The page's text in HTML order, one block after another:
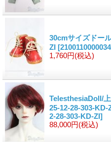
30cmサイズドー
ZI
1,760円(税込)
TelesthesiaDoll/
25-12-28-303-KD-
2-28-303-KD-ZI]
88,000円(税込)